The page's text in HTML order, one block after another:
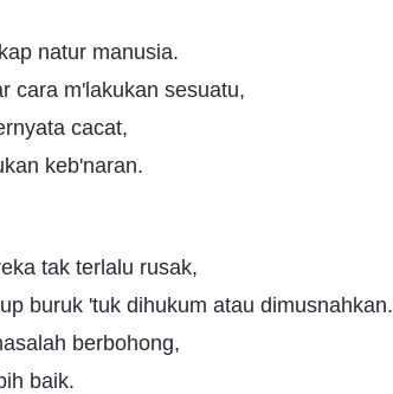
natur manusia.
cara m'lakukan sesuatu,
cacat,
keb'naran.
tak terlalu rusak,
buruk 'tuk dihukum atau dimusnahkan.
berbohong,
baik.